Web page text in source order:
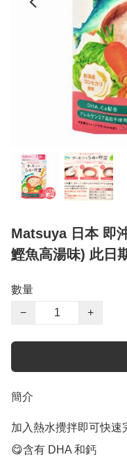
Matsuya 日本 即
鰹魚高湯味) 此日
數量
−
+
簡介
加入熱水攪拌即可快速
😋含有 DHA 和鈣